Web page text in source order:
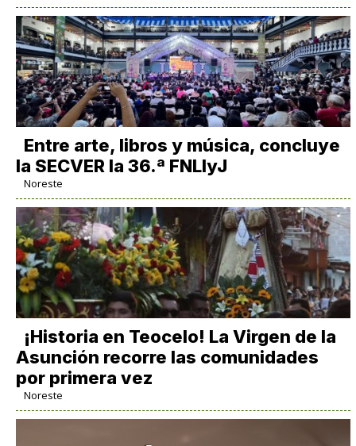
Entre arte, libros y música, concluye
la SECVER la 36.ª FNLIyJ
Noreste
​¡Historia en Teocelo! La Virgen de la
Asunción recorre las comunidades
por primera vez
Noreste